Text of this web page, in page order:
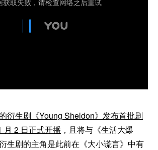
衍生剧《Young Sheldon》发布首批剧
月 2 日正式开播 ，且将与《生活大爆
生剧的主角是此前在《大小谎言》中有